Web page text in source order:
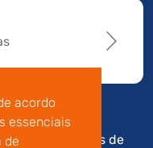
acordo
essenciais
de
Termos de
de